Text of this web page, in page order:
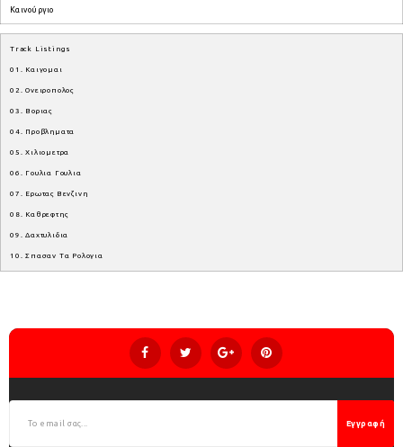
Καινούργιο
Track Listings
01. Καιγομαι
02. Ονειροπολος
03. Βοριας
04. Προβληματα
05. Χιλιομετρα
06. Γουλια Γουλια
07. Ερωτας Βενζινη
08. Καθρεφτης
09. Δαχτυλιδια
10. Σπασαν Τα Ρολογια
Εγγραφή